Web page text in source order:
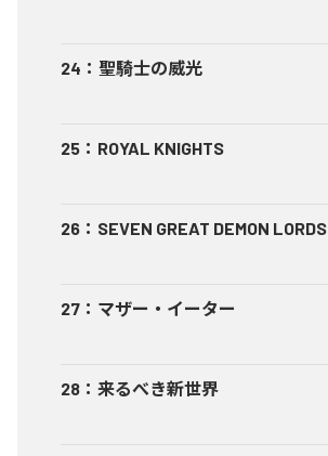
24 ： 聖騎士の威光
25 ： ROYAL KNIGHTS
26 ： SEVEN GREAT DEMON LORDS
27 ： マザー・イーター
28 ： 来るべき新世界